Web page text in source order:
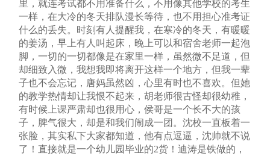
里，就连考试都不用准备什么，不用像其他学校的考生
一样，在大冷的冬天排队漫长等待，也不用担心准考证
什么的丢失。时刻有人提醒我，在寒冷的冬天，有暖暖
的姜汤，早上有人叫起床，晚上可以和宿舍老师一起泡
脚，一切的一切都像是在家里一样，虽然微不足道，但
却细致入微，我想我即将离开这样一个地方，但我一辈
子也不会忘记，唐妈虽然凶，心里有时也不喜欢。但她
的教学热情却让我恨不起来，胡老师很古怪却很幼稚，
有时候上课严肃却也很用心，侯哥是一个长不大的孩
子，脾气很大，却是和我们闹成一团。沈校一直板着一
张脸，其实私下大家都知道，他有点逗逼，沈帅就不说
了！直接就是一个幼儿园毕业的2货！迪涛是铁做的，